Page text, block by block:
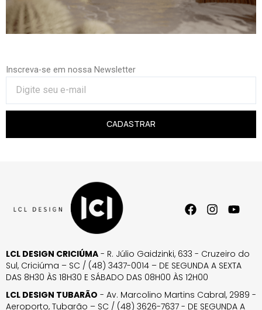
Inscreva-se em nossa Newsletter
CADASTRAR
LCL DESIGN CRICIÚMA - R. Júlio Gaidzinki, 633 - Cruzeiro do
Sul, Criciúma – SC / (48) 3437-0014 – DE SEGUNDA A SEXTA
DAS 8H30 ÀS 18H30 E SÁBADO DAS 08H00 ÀS 12H00
LCL DESIGN TUBARÃO - Av. Marcolino Martins Cabral, 2989 -
Aeroporto, Tubarão – SC / (48) 3626-7637 - DE SEGUNDA A